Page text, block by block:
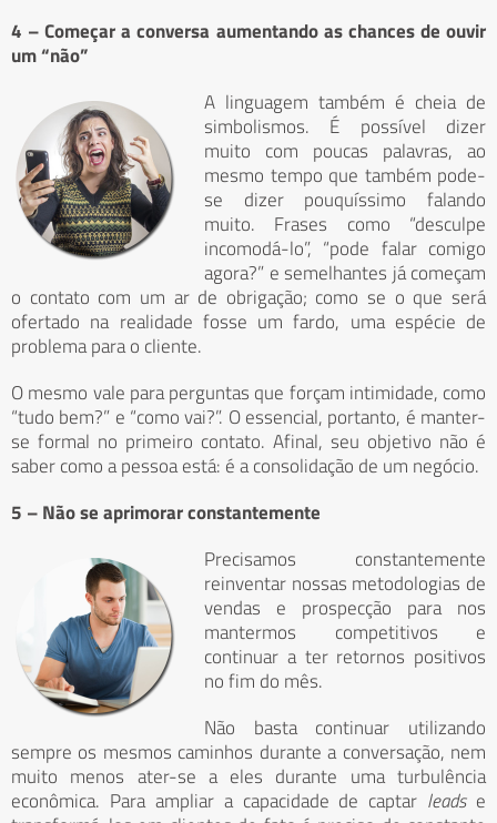
4 – Começar a conversa aumentando as chances de ouvir
um “não”
A linguagem também é cheia de
simbolismos. É possível dizer
muito com poucas palavras, ao
mesmo tempo que também pode-
se dizer pouquíssimo falando
muito. Frases como “desculpe
incomodá-lo”, “pode falar comigo
agora?” e semelhantes já começam
o contato com um ar de obrigação; como se o que será
ofertado na realidade fosse um fardo, uma espécie de
problema para o cliente.
O mesmo vale para perguntas que forçam intimidade, como
“tudo bem?” e “como vai?”. O essencial, portanto, é manter-
se formal no primeiro contato. Afinal, seu objetivo não é
saber como a pessoa está: é a consolidação de um negócio.
5 – Não se aprimorar constantemente
Precisamos constantemente
reinventar nossas metodologias de
vendas e prospecção para nos
mantermos competitivos e
continuar a ter retornos positivos
no fim do mês.
Não basta continuar utilizando
sempre os mesmos caminhos durante a conversação, nem
muito menos ater-se a eles durante uma turbulência
econômica. Para ampliar a capacidade de captar leadse